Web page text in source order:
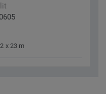
x 23 m